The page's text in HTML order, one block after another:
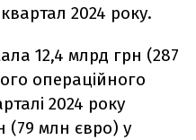
2024 року.
12,4 млрд грн (287
операційного
2024 року
(79 млн євро) у